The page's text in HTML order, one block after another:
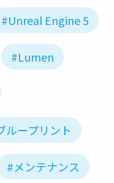
#Unreal Engine 5
#Lumen
ループリント
#メンテナンス